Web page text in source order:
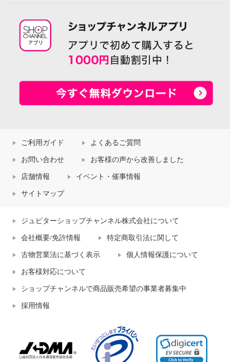
ご利用ガイド よくあるご質問
お問い合わせ お客様の声から改善しました
店舗情報 イベント・催事情報
サイトマップ
ジュピターショップチャンネル株式会社について
会社概要/免許情報 特定商取引法に関して
古物営業法に基づく表示 個人情報保護について
お客様対応について
ショップチャンネルで商品販売希望の事業者募集中
採用情報